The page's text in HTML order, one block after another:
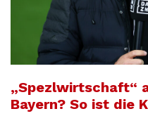
„Spezlwirtschaft“
Bayern? So ist die